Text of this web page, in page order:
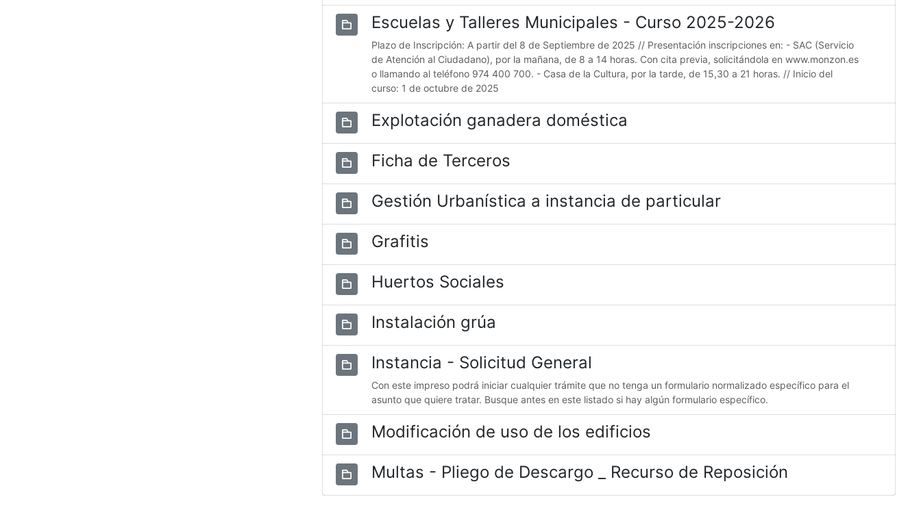
Escuelas y Talleres Municipales - Curso 2025-2026
Plazo de Inscripción: A partir del 8 de Septiembre de 2025 // Presentación inscripciones en: - SAC (Servicio
de Atención al Ciudadano), por la mañana, de 8 a 14 horas. Con cita previa, solicitándola en www.monzon.es
o llamando al teléfono 974 400 700. - Casa de la Cultura, por la tarde, de 15,30 a 21 horas. // Inicio del
curso: 1 de octubre de 2025
Explotación ganadera doméstica
Ficha de Terceros
Gestión Urbanística a instancia de particular
Grafitis
Huertos Sociales
Instalación grúa
Instancia - Solicitud General
Con este impreso podrá iniciar cualquier trámite que no tenga un formulario normalizado específico para el
asunto que quiere tratar. Busque antes en este listado si hay algún formulario específico.
Modificación de uso de los edificios
Multas - Pliego de Descargo _ Recurso de Reposición